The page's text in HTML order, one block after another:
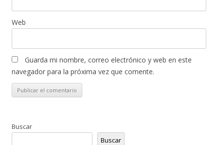
Web
Guarda mi nombre, correo electrónico y web en este
navegador para la próxima vez que comente.
Buscar
Buscar